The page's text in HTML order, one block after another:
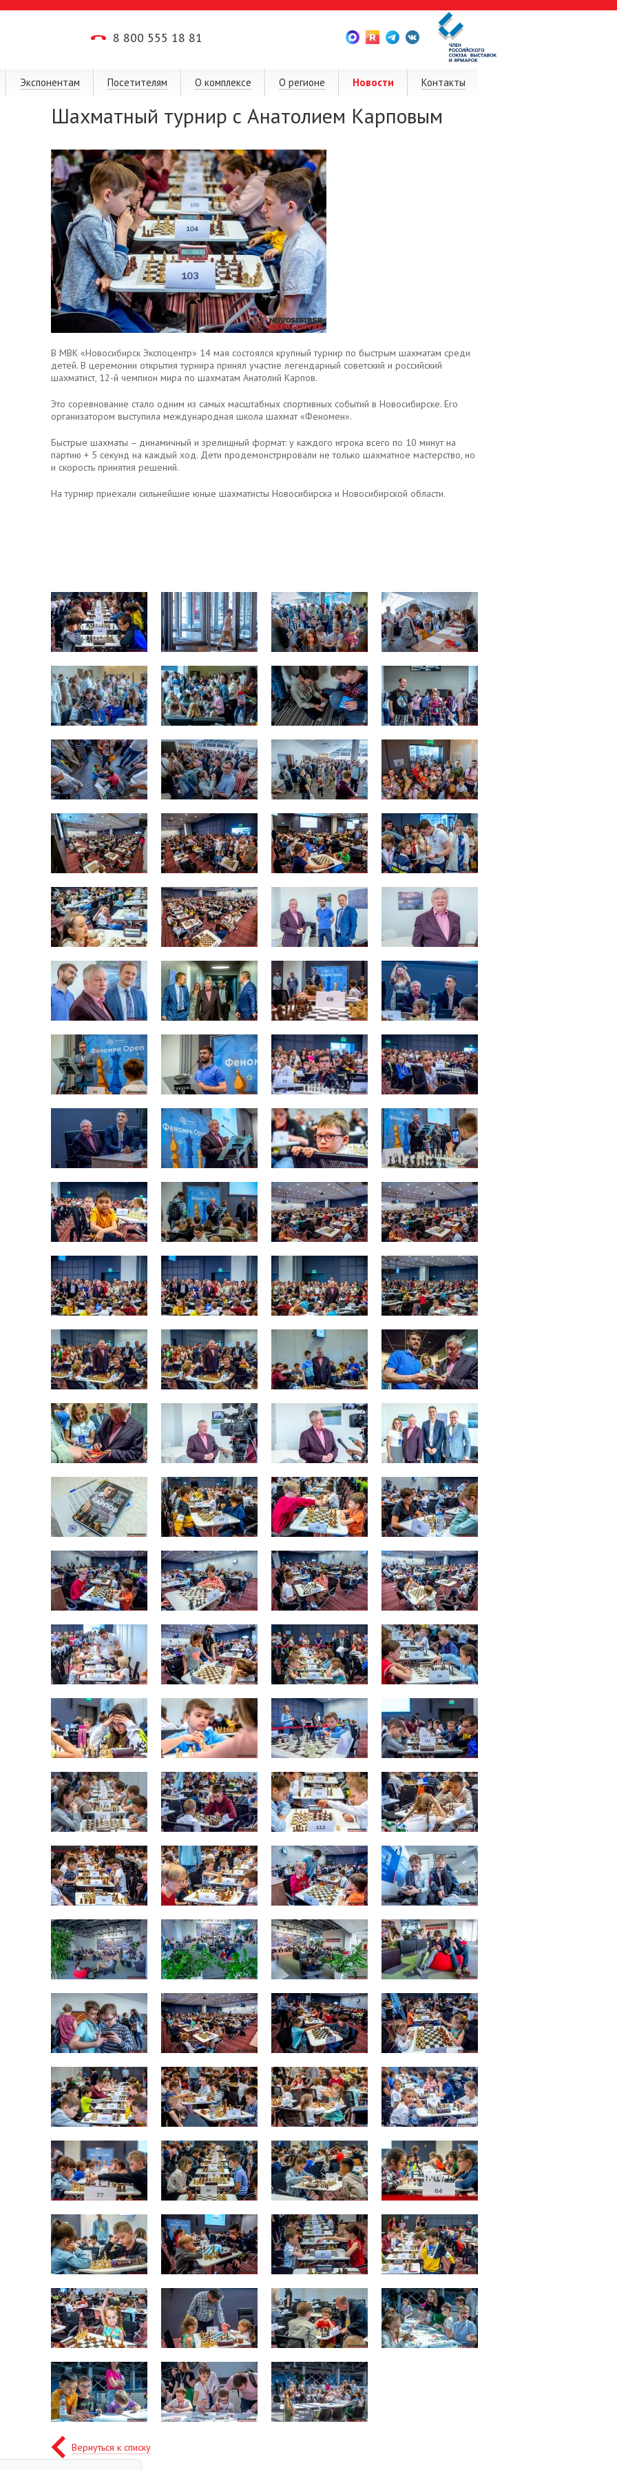
8 800 555 18 81
Экспонентам Посетителям О комплексе О регионе Новости Контакты
Шахматный турнир с Анатолием Карповым
В МВК «Новосибирск Экспоцентр» 14 мая состоялся крупный турнир по быстрым шахматам среди
детей. В церемонии открытия турнира принял участие легендарный советский и российский
шахматист, 12-й чемпион мира по шахматам Анатолий Карпов.
Это соревнование стало одним из самых масштабных спортивных событий в Новосибирске. Его
организатором выступила международная школа шахмат «Феномен».
Быстрые шахматы – динамичный и зрелищный формат: у каждого игрока всего по 10 минут на
партию + 5 секунд на каждый ход. Дети продемонстрировали не только шахматное мастерство, но
и скорость принятия решений.
На турнир приехали сильнейшие юные шахматисты Новосибирска и Новосибирской области.
Вернуться к списку